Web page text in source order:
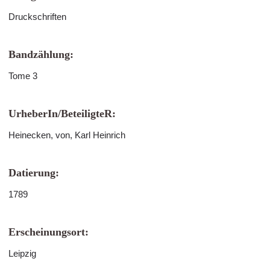
Druckschriften
Bandzählung:
Tome 3
UrheberIn/BeteiligteR:
Heinecken, von, Karl Heinrich
Datierung:
1789
Erscheinungsort:
Leipzig